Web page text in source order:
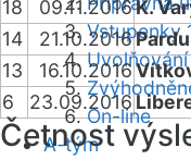
Vstupenky
On-line
A-tým
18
09.11.2016K.
14
21.10.2016
13
16.10.2016
6
23.09.2016
Četnost